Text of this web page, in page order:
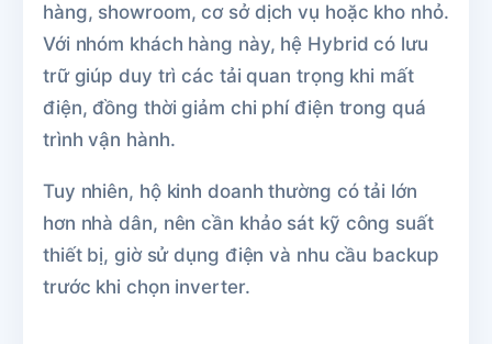
hàng, showroom, cơ sở dịch vụ hoặc kho nhỏ.
Với nhóm khách hàng này, hệ Hybrid có lưu
trữ giúp duy trì các tải quan trọng khi mất
điện, đồng thời giảm chi phí điện trong quá
trình vận hành.
Tuy nhiên, hộ kinh doanh thường có tải lớn
hơn nhà dân, nên cần khảo sát kỹ công suất
thiết bị, giờ sử dụng điện và nhu cầu backup
trước khi chọn inverter.